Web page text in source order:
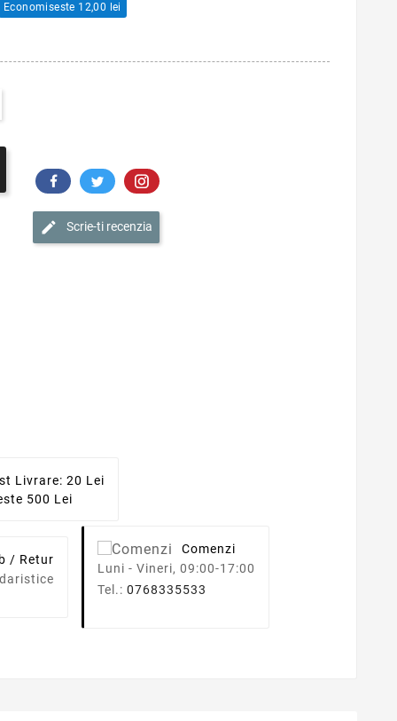
Economiseste 12,00 lei
Scrie-ti recenzia
Livrare: 20 Lei
500 Lei
/ Retur
Comenzi
Luni - Vineri, 09:00-17:00
Tel.: 0768335533